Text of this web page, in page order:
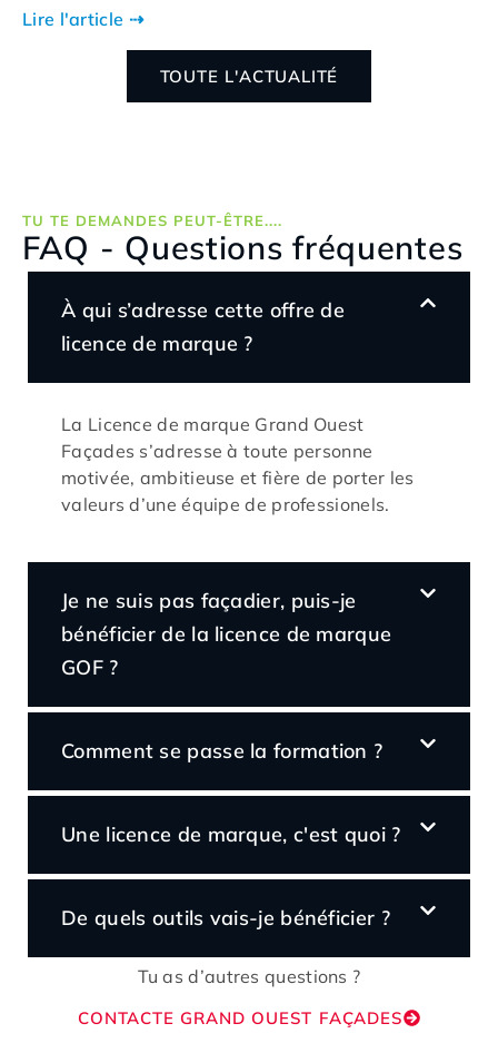
Lire l'article ⇢
TOUTE L'ACTUALITÉ
TU TE DEMANDES PEUT-ÊTRE....
FAQ - Questions fréquentes
À qui s’adresse cette offre de
licence de marque ?
La Licence de marque Grand Ouest
Façades s’adresse à toute personne
motivée, ambitieuse et fière de porter les
valeurs d’une équipe de professionels.
Je ne suis pas façadier, puis-je
bénéficier de la licence de marque
GOF ?
Comment se passe la formation ?
Une licence de marque, c'est quoi ?
De quels outils vais-je bénéficier ?
Tu as d’autres questions ?
CONTACTE GRAND OUEST FAÇADES